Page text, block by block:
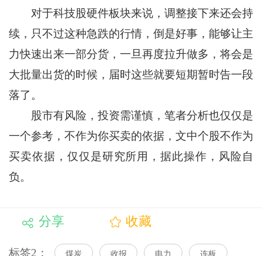
对于科技股硬件板块来说，调整接下来还会持
续，只不过这种急跌的行情，倒是好事，能够让主
力快速出来一部分货，一旦再度拉升做多，将会是
大批量出货的时候，届时这些就要短期暂时告一段
落了。
股市有风险，投资需谨慎，笔者分析也仅仅是
一个参考，不作为你买卖的依据，文中个股不作为
买卖依据，仅仅是研究所用，据此操作，风险自
负。
分享 收藏
标签2： 煤炭 收报 电力 连板